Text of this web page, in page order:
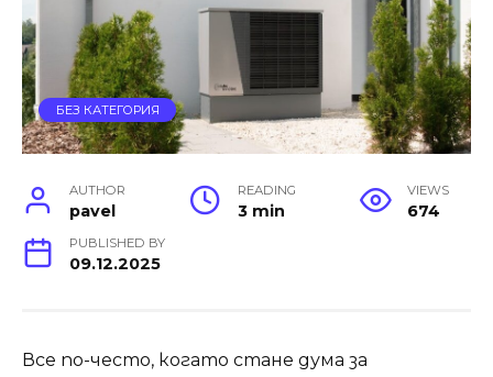
БЕЗ КАТЕГОРИЯ
AUTHOR
pavel
READING
3 min
VIEWS
674
PUBLISHED BY
09.12.2025
Все по-често, когато стане дума за